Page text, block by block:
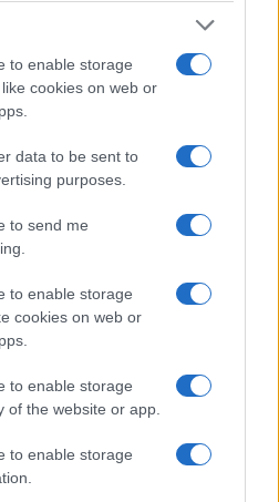
to enable storage
cookies on web or
data to be sent to
purposes.
to send me
to enable storage
cookies on web or
to enable storage
of the website or app.
to enable storage
εικόνα και
τους 37°C το
περιοχές